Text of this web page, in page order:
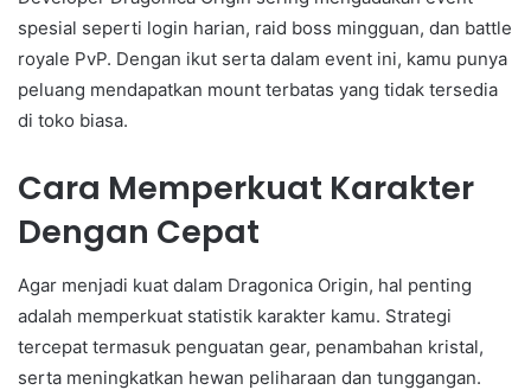
spesial seperti login harian, raid boss mingguan, dan battle
royale PvP. Dengan ikut serta dalam event ini, kamu punya
peluang mendapatkan mount terbatas yang tidak tersedia
di toko biasa.
Cara Memperkuat Karakter
Dengan Cepat
Agar menjadi kuat dalam Dragonica Origin, hal penting
adalah memperkuat statistik karakter kamu. Strategi
tercepat termasuk penguatan gear, penambahan kristal,
serta meningkatkan hewan peliharaan dan tunggangan.